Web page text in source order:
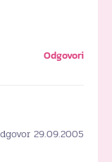
Odgovori
29.09.2005